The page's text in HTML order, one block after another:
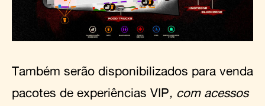
Também serão disponibilizados para venda
pacotes de experiências VIP, com acessos